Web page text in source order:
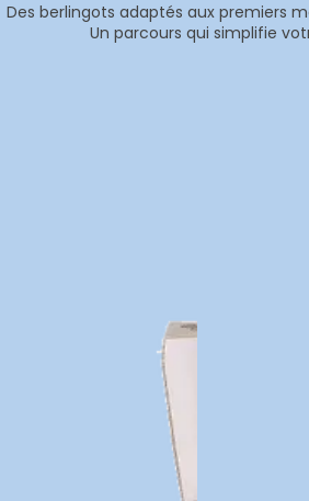
Des berlingots adaptés aux premiers
Un parcours qui simplifie